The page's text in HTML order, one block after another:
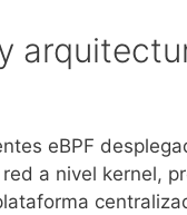
eBPF
a nivel kernel,